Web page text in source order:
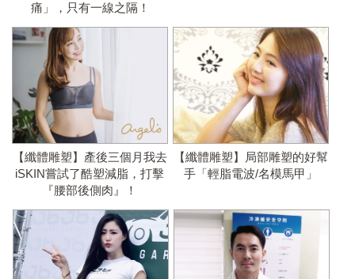
痛」，只有一線之隔！
【纖體雕塑】產後三個月我去
iSKIN嘗試了酷塑減脂，打擊
『腰部後側肉』！
【纖體雕塑】局部雕塑的好幫
手「輕脂電波/名模馬甲」